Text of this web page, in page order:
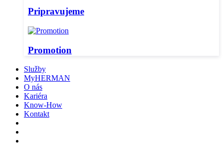
Pripravujeme
Promotion
Služby
MyHERMAN
O nás
Kariéra
Know-How
Kontakt